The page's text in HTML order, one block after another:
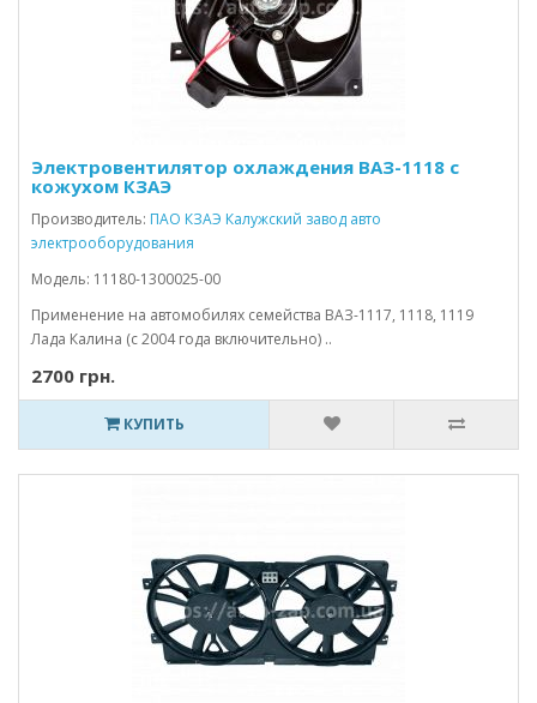
Электровентилятор охлаждения ВАЗ-1118 с
кожухом КЗАЭ
Производитель: ПАО КЗАЭ Калужский завод авто
электрооборудования
Модель: 11180-1300025-00
Применение на автомобилях семейства ВАЗ-1117, 1118, 1119
Лада Калина (с 2004 года включительно) ..
2700 грн.
КУПИТЬ